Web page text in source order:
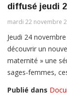
diffusé jeudi
mardi 22 novembre
Jeudi 24
découvrir un
maternité » une
sages-femmes,
Publié dans